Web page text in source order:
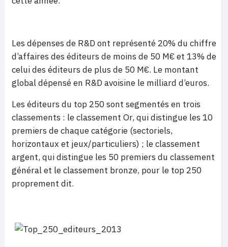
Les dépenses de R&D ont représenté 20% du chiffre
d’affaires des éditeurs de moins de 50 M€ et 13% de
celui des éditeurs de plus de 50 M€. Le montant
global dépensé en R&D avoisine le milliard d’euros.
Les éditeurs du top 250 sont segmentés en trois
classements : le classement Or, qui distingue les 10
premiers de chaque catégorie (sectoriels,
horizontaux et jeux/particuliers) ; le classement
argent, qui distingue les 50 premiers du classement
général et le classement bronze, pour le top 250
proprement dit.